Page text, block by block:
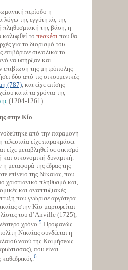
περίοδο η
λόγω της εγγύτητάς της
πληθυσμιακή της βάση, η
καλυφθεί το πεσκέσι που θα
για το διορισμό του
επιβάρυνε συνολικά το
να υπήρξαν και
επιβίωση της μητρόπολης
δύο από τις οικουμενικές
(787), και είχε επίσης
κατά τα χρόνια της
(1204-1261).
στην Κίο
από την παραμονή
είχε παρακμάσει
είχε μεταβληθεί σε οικισμό
και οικονομική δυναμική.
μεταφορά της έδρας της
επίνειο της Νίκαιας, που
χριστιανικό πληθυσμό και,
και αναπτυξιακές
που γνώρισε αργότερα.
στην Κίο μαρτυρείται
του d’ Anville (1725),
χρόνο.5 Προφανώς
Νικαίας συνδέεται η
ναού της Κοιμήσεως
που είναι
6